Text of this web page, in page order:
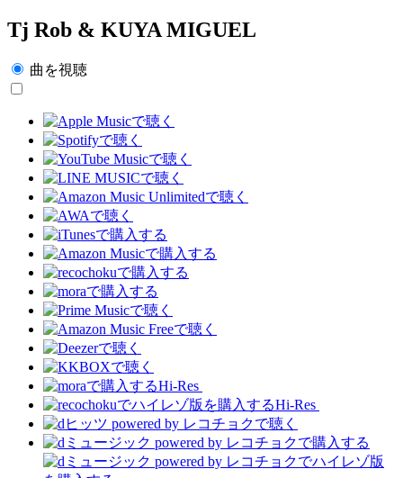
Tj Rob & KUYA MIGUEL
曲を視聴
Hi-Res
Hi-Res